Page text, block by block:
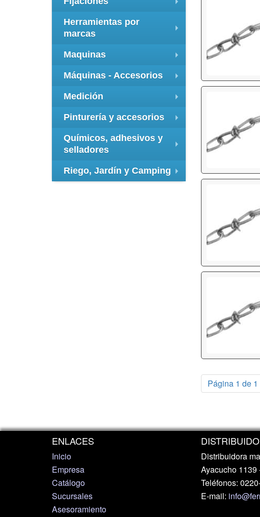
Herramientas por
marcas
Maquinas
Máquinas - Accesorios
Medición
Pinturería y accesorios
Químicos, adhesivos y
selladores
+
Riego, Jardín y Camping
Página 1 de 1
ENLACES
Inicio
Empresa
Catálogo
Sucursales
Asesoramiento
Distribuidora
Ayacucho 1139
Teléfonos:
E-mail: